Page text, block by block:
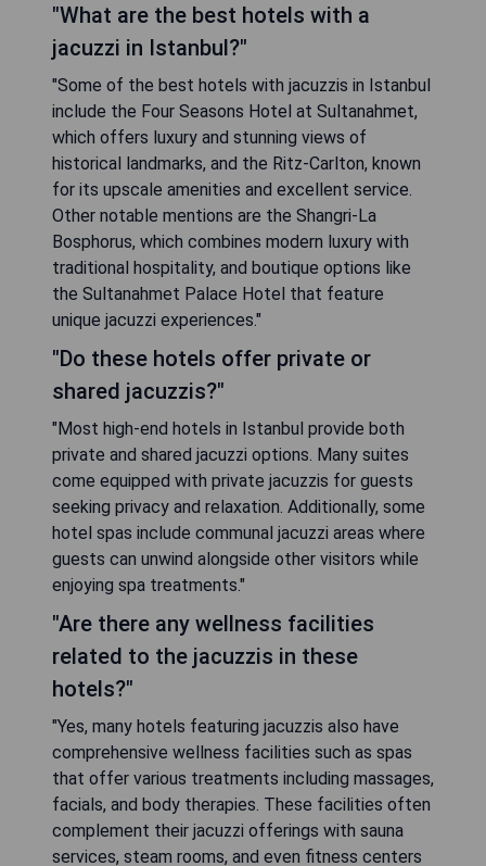
"What are the best hotels with a
jacuzzi in Istanbul?"
"Some of the best hotels with jacuzzis in Istanbul
include the Four Seasons Hotel at Sultanahmet,
which offers luxury and stunning views of
historical landmarks, and the Ritz-Carlton, known
for its upscale amenities and excellent service.
Other notable mentions are the Shangri-La
Bosphorus, which combines modern luxury with
traditional hospitality, and boutique options like
the Sultanahmet Palace Hotel that feature
unique jacuzzi experiences."
"Do these hotels offer private or
shared jacuzzis?"
"Most high-end hotels in Istanbul provide both
private and shared jacuzzi options. Many suites
come equipped with private jacuzzis for guests
seeking privacy and relaxation. Additionally, some
hotel spas include communal jacuzzi areas where
guests can unwind alongside other visitors while
enjoying spa treatments."
"Are there any wellness facilities
related to the jacuzzis in these
hotels?"
"Yes, many hotels featuring jacuzzis also have
comprehensive wellness facilities such as spas
that offer various treatments including massages,
facials, and body therapies. These facilities often
complement their jacuzzi offerings with sauna
services, steam rooms, and even fitness centers